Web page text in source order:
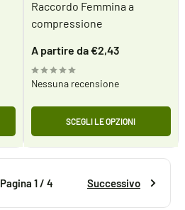
Raccordo Femmina a
compressione
Prezzo
scontato
A partire da €2,43
Nessuna recensione
SCEGLI LE OPZIONI
Pagina 1 / 4 Successivo